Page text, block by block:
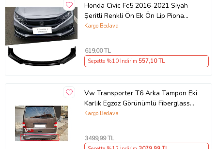
Honda Civic Fc5 2016-2021 Siyah
Şeritli Renkli Ön Ek Ön Lip Piona
Black 4 Prç
Kargo Bedava
619,00 TL
Sepette %10 İndirim 557,10 TL
Vw Transporter T6 Arka Tampon Eki
Karlık Egzoz Görünümlü Fiberglass
Boyasız Uyumlu
Kargo Bedava
3499,99 TL